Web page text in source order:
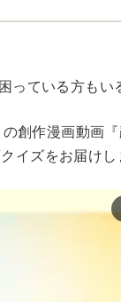
っている方もい
創作漫画動画
イズをお届けし